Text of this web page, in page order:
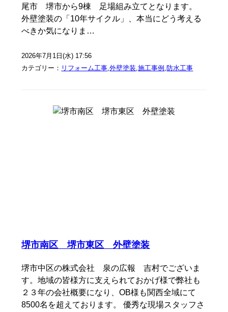
尾市 堺市から9棟 足場組み立てとなります。
外壁塗装の「10年サイクル」、本当にどう考える
べきか気になりま…
2026年7月1日(水) 17:56
カテゴリー： リフォーム工事,外壁塗装,施工事例 ,防水工事
堺市南区 堺市東区 外壁塗装
堺市中区の株式会社 泉の広報 吉村でございま
す。地域の皆様方に支えられておかげ様で弊社も
２３年の会社概要になり、OB様も関西全域にて
8500名を超えております。 優秀な現場スタッフさ